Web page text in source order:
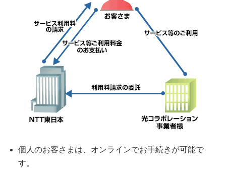
個人のお客さまは、オンラインでお手続きが可能で
す。